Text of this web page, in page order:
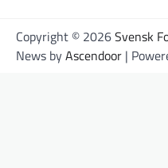
Copyright © 2026Svensk
News byAscendoor |